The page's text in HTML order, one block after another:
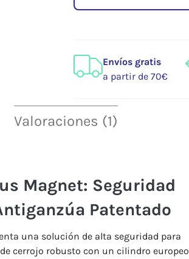
Envíos gratis
a partir de 70€
Valoraciones (1)
Magnet: Seguridad
Patentado
una solución de alta seguridad para
de cerrojo robusto con un cilindro europeo